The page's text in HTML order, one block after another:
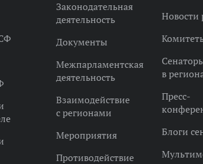
Законодательная
деятельность
Документы
Межпарламентская
деятельность
Взаимодействие
с регионами
Мероприятия
Противодействие
Новости
в
Пресс-
Блоги